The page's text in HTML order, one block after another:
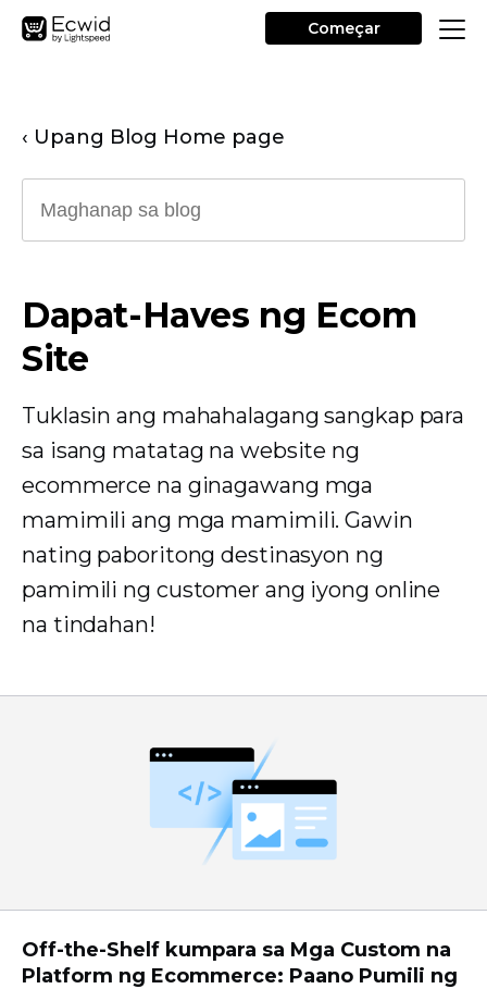
Começar
‹ Upang Blog Home page
Dapat-Haves ng Ecom
Site
Tuklasin ang mahahalagang sangkap para
sa isang matatag na website ng
ecommerce na ginagawang mga
mamimili ang mga mamimili. Gawin
nating paboritong destinasyon ng
pamimili ng customer ang iyong online
na tindahan!
Off-the-Shelf kumpara sa Mga Custom na
Platform ng Ecommerce: Paano Pumili ng